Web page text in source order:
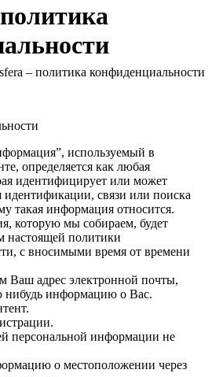
– политика конфиденциальности
используемый в
определяется как любая
идентифицирует или может
идентификации, связи или поиска
такая информация относится.
которую мы собираем, будет
настоящей политики
с вносимыми время от времени
Ваш адрес электронной почты,
нибудь информацию о Вас.
персональной информации не
о местоположении через